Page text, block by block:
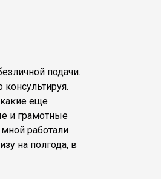
подачи.
еще
и грамотные
работали
на полгода, в